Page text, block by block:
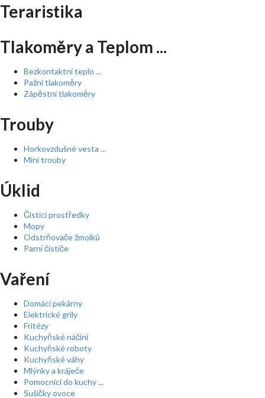
Teraristika
Tlakoměry a Teplom ...
Bezkontaktní teplo ...
Pažní tlakoměry
Zápěstní tlakoměry
Trouby
Horkovzdušné vesta ...
Mini trouby
Úklid
Čistící prostředky
Mopy
Odstrňovače žmolků
Parní čističe
Vaření
Domácí pekárny
Elektrické grily
Fritézy
Kuchyňské náčiní
Kuchyňské roboty
Kuchyňské váhy
Mlýnky a kráječe
Pomocníci do kuchy ...
Sušičky ovoce